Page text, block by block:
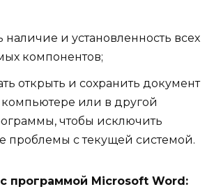
наличие и установленность всех
компонентов;
открыть и сохранить документ
или в другой
чтобы исключить
проблемы с текущей системой.
программой Microsoft Word: